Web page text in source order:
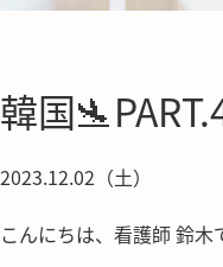
韓国
2023.12.02（土）
こんにちは、看護師 鈴木